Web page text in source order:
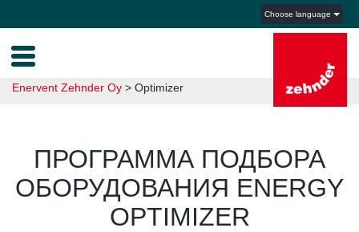
Choose language
Enervent Zehnder Oy > Optimizer
ПРОГРАММА ПОДБОРА
ОБОРУДОВАНИЯ ENERGY
OPTIMIZER